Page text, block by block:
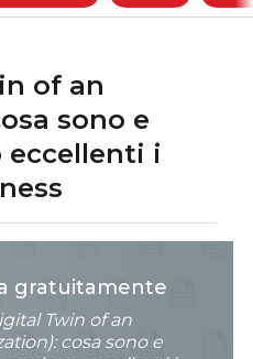
of an
sono e
eccellenti i
gratuitamente
Twin of an
cosa sono e